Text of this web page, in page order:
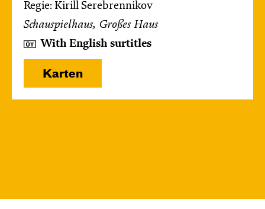
Regie: Kirill Serebrennikov
Schauspielhaus, Großes Haus
With English surtitles
Karten